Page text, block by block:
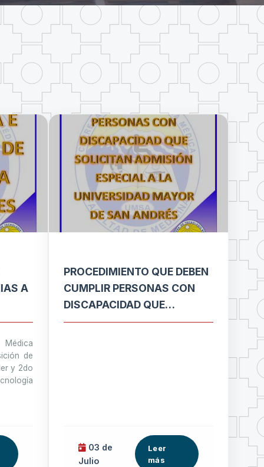
A
de
y 2do
PROCEDIMIENTO QUE DEBEN
CUMPLIR PERSONAS CON
DISCAPACIDAD QUE
SOLICITAN ADMISIÓN
03 de
Julio
Leer
más